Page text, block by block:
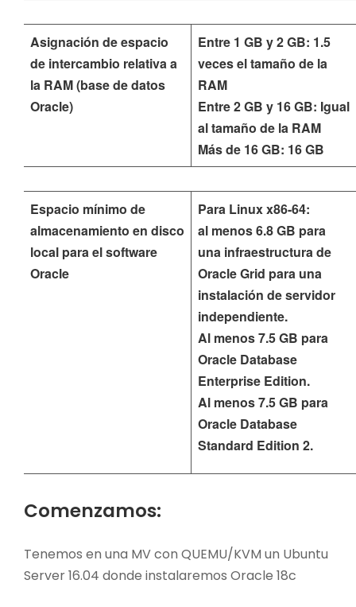
Asignación de espacio
de intercambio relativa a
la RAM (base de datos
Oracle)
Entre 1 GB y 2 GB: 1.5
veces el tamaño de la
RAM
Entre 2 GB y 16 GB: Igual
al tamaño de la RAM
Más de 16 GB: 16 GB
Espacio mínimo de
almacenamiento en disco
local para el software
Oracle
Para Linux x86-64:
al menos 6.8 GB para
una infraestructura de
Oracle Grid para una
instalación de servidor
independiente.
Al menos 7.5 GB para
Oracle Database
Enterprise Edition.
Al menos 7.5 GB para
Oracle Database
Standard Edition 2.
Comenzamos:
Tenemos en una MV con QUEMU/KVM un Ubuntu
Server 16.04 donde instalaremos Oracle 18c